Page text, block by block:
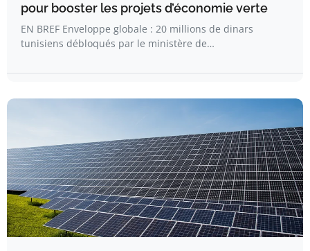
pour booster les projets d’économie verte
EN BREF Enveloppe globale : 20 millions de dinars
tunisiens débloqués par le ministère de…